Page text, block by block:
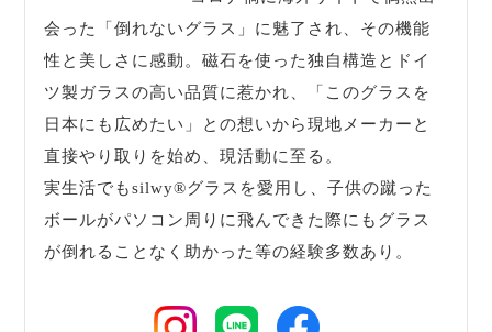
会った「倒れないグラス」に魅了され、その機能
性と美しさに感動。磁石を使った独自構造とドイ
ツ製ガラスの高い品質に惹かれ、「このグラスを
日本にも広めたい」との想いから現地メーカーと
直接やり取りを始め、現活動に至る。
実生活でもsilwy®グラスを愛用し、子供の蹴った
ボールがパソコン周りに飛んできた際にもグラス
が倒れることなく助かった等の経験多数あり。